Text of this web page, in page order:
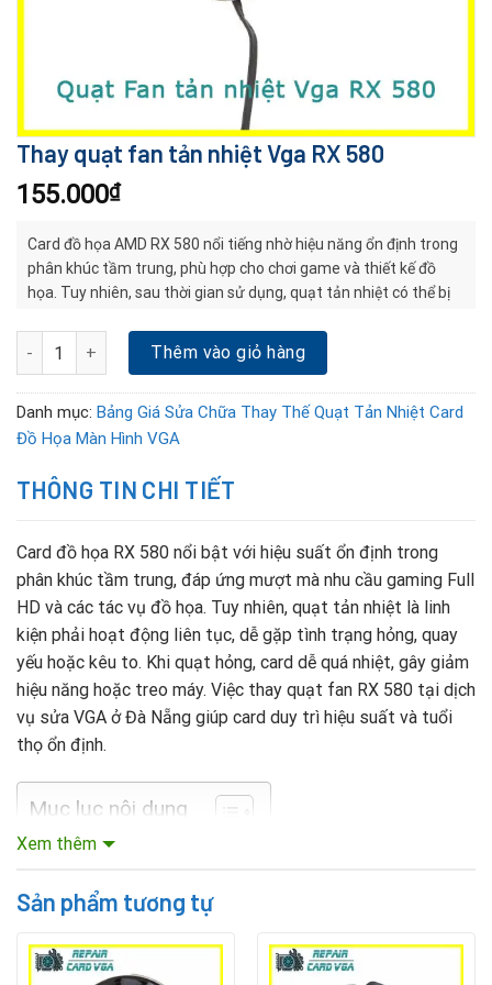
Thay quạt fan tản nhiệt Vga RX 580
155.000₫
Card đồ họa AMD RX 580 nổi tiếng nhờ hiệu năng ổn định trong
phân khúc tầm trung, phù hợp cho chơi game và thiết kế đồ
họa. Tuy nhiên, sau thời gian sử dụng, quạt tản nhiệt có thể bị
quạt fan mới sẽ giúp RX 580 vận hành mượt mà hơn. Nếu card
gặp sự cố nặng, hãy tìm đến dịch vụ sửa VGA ở Đà Nẵng để kiểm
tra và xử lý kịp thời.
Thay quạt fan tản nhiệt Vga RX 580 số lượng
Thêm vào giỏ hàng
Danh mục: Bảng Giá Sửa Chữa Thay Thế Quạt Tản Nhiệt Card
Đồ Họa Màn Hình VGA
THÔNG TIN CHI TIẾT
Card đồ họa RX 580 nổi bật với hiệu suất ổn định trong
phân khúc tầm trung, đáp ứng mượt mà nhu cầu gaming Full
HD và các tác vụ đồ họa. Tuy nhiên, quạt tản nhiệt là linh
kiện phải hoạt động liên tục, dễ gặp tình trạng hỏng, quay
yếu hoặc kêu to. Khi quạt hỏng, card dễ quá nhiệt, gây giảm
hiệu năng hoặc treo máy. Việc thay quạt fan RX 580 tại dịch
vụ sửa VGA ở Đà Nẵng giúp card duy trì hiệu suất và tuổi
thọ ổn định.
Mục lục nội dung
Duy trì hiệu năng: Quạt hỏng khiến GPU nóng, giảm tốc
Xem thêm
Sản phẩm tương tự